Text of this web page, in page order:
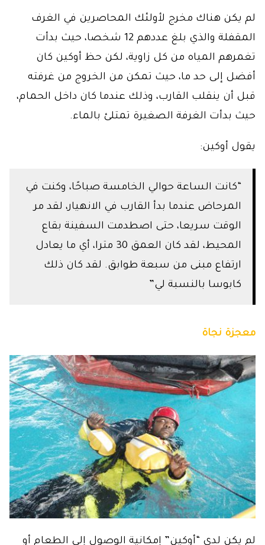
لم يكن هناك مخرج لأولئك المحاصرين في الغرف
المقفلة والذي بلغ عددهم 12 شخصا، حيث بدأت
تغمرهم المياه من كل زاوية، لكن حظ أوكين كان
أفضل إلى حد ما، حيث تمكن من الخروج من غرفته
قبل أن ينقلب القارب، وذلك عندما كان داخل الحمام،
حيث بدأت الغرفة الصغيرة تمتلئ بالماء.
يقول أوكين:
“كانت الساعة حوالي الخامسة صباحًا، وكنت في
المرحاض عندما بدأ القارب في الانهيار، لقد مر
الوقت سريعا، حتى اصطدمت السفينة بقاع
المحيط، لقد كان العمق 30 مترا، أي ما يعادل
ارتفاع مبنى من سبعة طوابق. لقد كان ذلك
كابوسا بالنسبة لي”
معجزة نجاة
لم يكن لدى “أوكين” إمكانية الوصول إلى الطعام أو